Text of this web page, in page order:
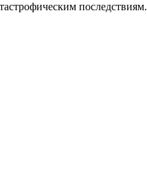
последствиям.